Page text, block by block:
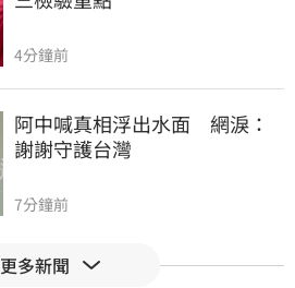
4分鐘前
阿中喊真相浮出水面　網淚：
謝謝守護台灣
7分鐘前
【迪士尼】串流升級　短影音
更多新聞